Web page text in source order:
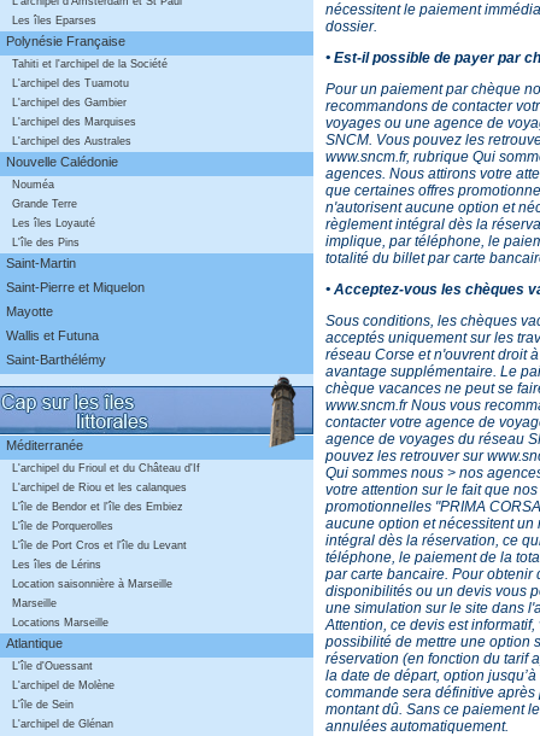
Les îles Eparses
Polynésie Française
Tahiti et l'archipel de la Société
L'archipel des Tuamotu
L'archipel des Gambier
L'archipel des Marquises
L'archipel des Australes
Nouvelle Calédonie
Nouméa
Grande Terre
Les îles Loyauté
L'île des Pins
Saint-Martin
Saint-Pierre et Miquelon
Mayotte
Wallis et Futuna
Saint-Barthélémy
Méditerranée
L'archipel du Frioul et du Château d'If
L'archipel de Riou et les calanques
L'île de Bendor et l'île des Embiez
L'île de Porquerolles
L'île de Port Cros et l'île du Levant
Les îles de Lérins
Location saisonnière à Marseille
Marseille
Locations Marseille
Atlantique
L'île d'Ouessant
L'archipel de Molène
L'île de Sein
L'archipel de Glénan
nécessitent le paiement
dossier.
• Est-il possible de payer par
Pour un paiement par chèque
recommandons de contacter
voyages ou une agence de
SNCM. Vous pouvez les
www.sncm.fr, rubrique Qui
agences. Nous attirons votre
que certaines offres
n'autorisent aucune option et
règlement intégral dès la
implique, par téléphone, le
totalité du billet par carte
• Acceptez-vous les chèques
Sous conditions, les chèques
acceptés uniquement sur les
réseau Corse et n'ouvrent droit
avantage supplémentaire. Le
chèque vacances ne peut se
www.sncm.fr Nous vous
contacter votre agence de
agence de voyages du réseau
pouvez les retrouver sur
Qui sommes nous > nos
votre attention sur le fait que
promotionnelles "PRIMA
aucune option et nécessitent un
intégral dès la réservation, ce
téléphone, le paiement de la
par carte bancaire. Pour obtenir
disponibilités ou un devis vous
une simulation sur le site dans
Attention, ce devis est
possibilité de mettre une option
réservation (en fonction du tarif
la date de départ, option
commande sera définitive après
montant dû. Sans ce paiement
annulées automatiquement.